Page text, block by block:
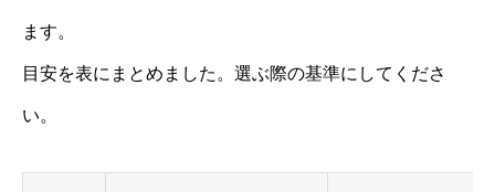
ます。
目安を表にまとめました。選ぶ際の基準にしてくださ
い。